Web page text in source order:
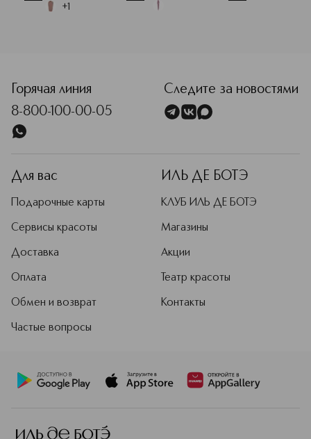
+1
Горячая линия
8-800-100-00-05
Следите за новостями
Для вас
Подарочные карты
Сервисы красоты
Доставка
Оплата
Обмен и возврат
Частые вопросы
ИЛЬ ДЕ БОТЭ
КЛУБ ИЛЬ ДЕ БОТЭ
Магазины
Акции
Театр красоты
Контакты